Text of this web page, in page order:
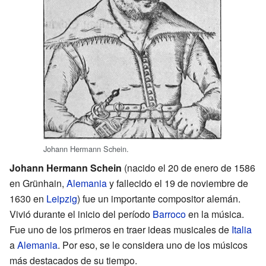
Johann Hermann Schein.
Johann Hermann Schein (nacido el 20 de enero de 1586
en Grünhain, Alemaniay fallecido el 19 de noviembre de
1630 en Leipzig) fue un importante compositor alemán.
Vivió durante el inicio del período Barrocoen la música.
Fue uno de los primeros en traer ideas musicales de Italia
aAlemania. Por eso, se le considera uno de los músicos
más destacados de su tiempo.